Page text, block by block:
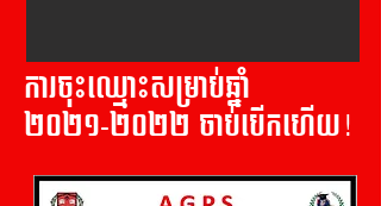
ការចុះឈ្មោះសម្រាប់ឆ្នាំ
២០២១-២០២២ ចាប់បើកហើយ!